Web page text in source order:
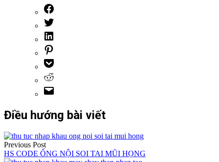
Điều hướng bài viết
Previous Post
HS CODE ỐNG NỘI SOI TAI MŨI HỌNG